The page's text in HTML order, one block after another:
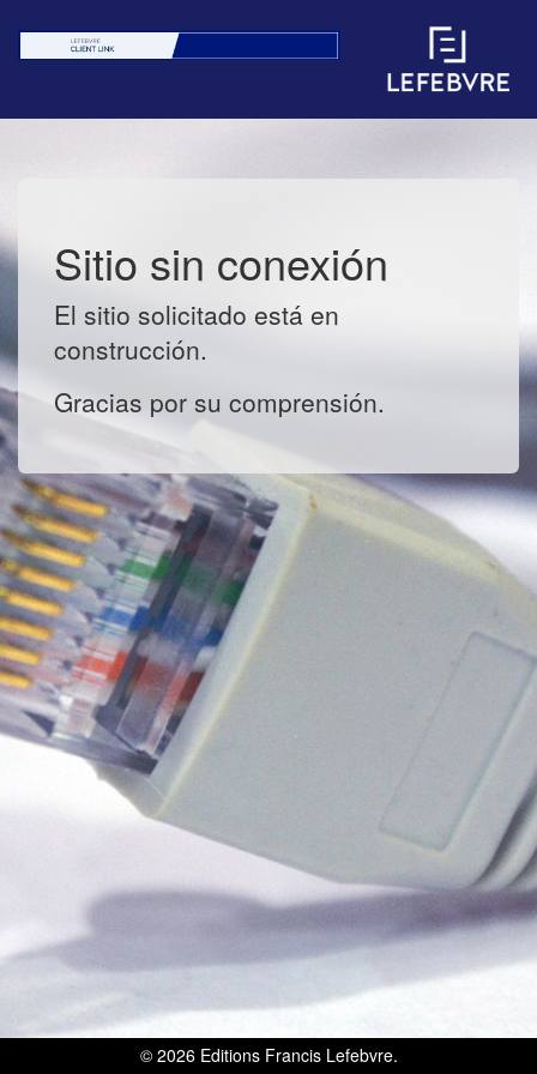
Sitio sin conexión
El sitio solicitado está en
construcción.
Gracias por su comprensión.
© 2026 Editions Francis Lefebvre.